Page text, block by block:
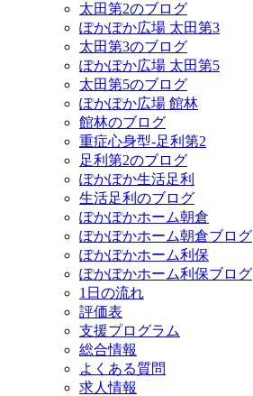
太田第2のブログ
ぽかぽか広場 太田第3
太田第3のブログ
ぽかぽか広場 太田第5
太田第5のブログ
ぽかぽか広場 館林
館林のブログ
重症心身型-足利第2
足利第2のブログ
ぽかぽか生活足利
生活足利のブログ
ぽかぽかホーム朝倉
ぽかぽかホーム朝倉ブログ
ぽかぽかホーム利保
ぽかぽかホーム利保ブログ
1日の流れ
評価表
支援プログラム
総合情報
よくある質問
求人情報